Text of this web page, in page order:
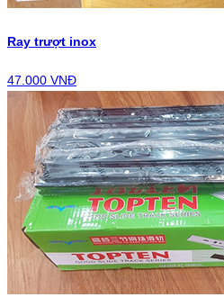
Ray trượt inox
47.000 VNĐ